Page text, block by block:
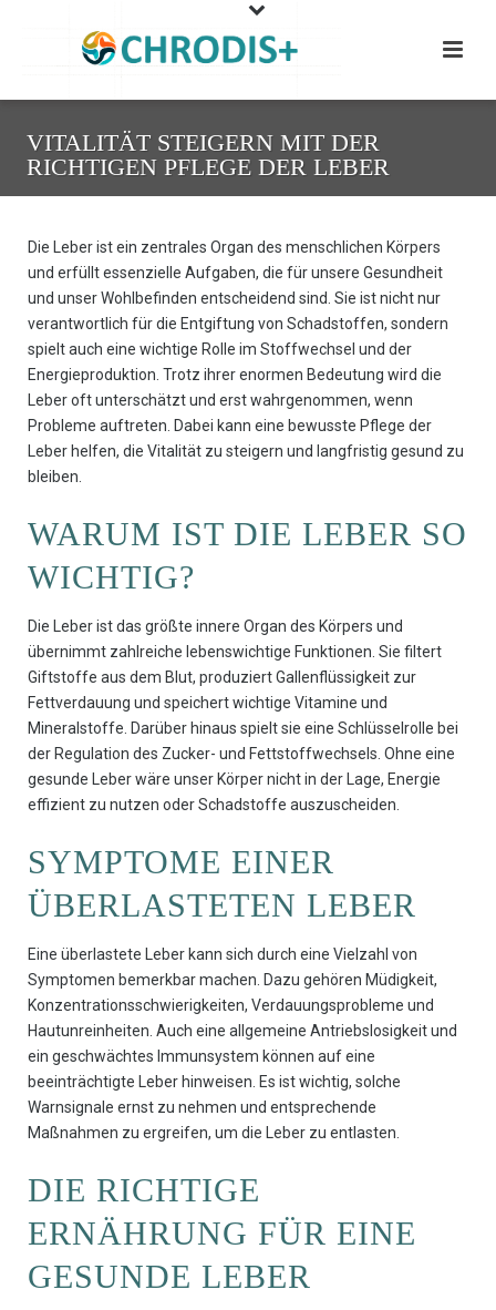
VITALITÄT STEIGERN MIT DER
RICHTIGEN PFLEGE DER LEBER
Die Leber ist ein zentrales Organ des menschlichen Körpers
und erfüllt essenzielle Aufgaben, die für unsere Gesundheit
und unser Wohlbefinden entscheidend sind. Sie ist nicht nur
verantwortlich für die Entgiftung von Schadstoffen, sondern
spielt auch eine wichtige Rolle im Stoffwechsel und der
Energieproduktion. Trotz ihrer enormen Bedeutung wird die
Leber oft unterschätzt und erst wahrgenommen, wenn
Probleme auftreten. Dabei kann eine bewusste Pflege der
Leber helfen, die Vitalität zu steigern und langfristig gesund zu
bleiben.
WARUM IST DIE LEBER SO
WICHTIG?
Die Leber ist das größte innere Organ des Körpers und
übernimmt zahlreiche lebenswichtige Funktionen. Sie filtert
Giftstoffe aus dem Blut, produziert Gallenflüssigkeit zur
Fettverdauung und speichert wichtige Vitamine und
Mineralstoffe. Darüber hinaus spielt sie eine Schlüsselrolle bei
der Regulation des Zucker- und Fettstoffwechsels. Ohne eine
gesunde Leber wäre unser Körper nicht in der Lage, Energie
effizient zu nutzen oder Schadstoffe auszuscheiden.
SYMPTOME EINER
ÜBERLASTETEN LEBER
Eine überlastete Leber kann sich durch eine Vielzahl von
Symptomen bemerkbar machen. Dazu gehören Müdigkeit,
Konzentrationsschwierigkeiten, Verdauungsprobleme und
Hautunreinheiten. Auch eine allgemeine Antriebslosigkeit und
ein geschwächtes Immunsystem können auf eine
beeinträchtigte Leber hinweisen. Es ist wichtig, solche
Warnsignale ernst zu nehmen und entsprechende
Maßnahmen zu ergreifen, um die Leber zu entlasten.
DIE RICHTIGE
ERNÄHRUNG FÜR EINE
GESUNDE LEBER